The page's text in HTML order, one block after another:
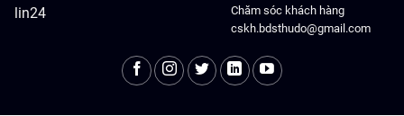
Chăm sóc khách hàng
cskh.bdsthudo@gmail.com